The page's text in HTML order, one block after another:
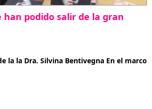
han podido salir de la gran
la la Dra. Silvina Bentivegna En el marco